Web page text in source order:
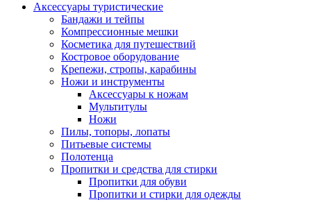
Аксессуары туристические
Бандажи и тейпы
Компрессионные мешки
Косметика для путешествий
Костровое оборудование
Крепежи, стропы, карабины
Ножи и инструменты
Аксессуары к ножам
Мультитулы
Ножи
Пилы, топоры, лопаты
Питьевые системы
Полотенца
Пропитки и средства для стирки
Пропитки для обуви
Пропитки и стирки для одежды